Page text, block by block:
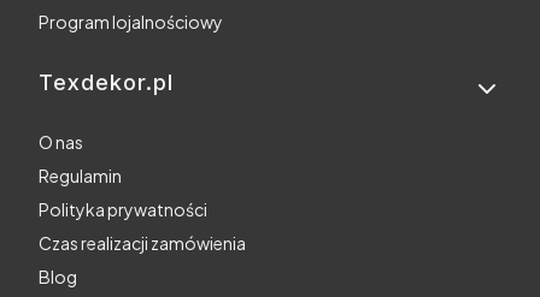
Program lojalnościowy
Texdekor.pl
O nas
Regulamin
Polityka prywatności
Czas realizacji zamówienia
Blog